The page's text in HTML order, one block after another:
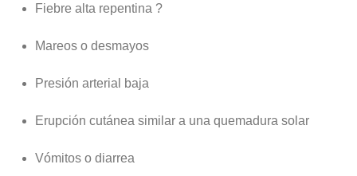
Fiebre alta repentina ?️
Mareos o desmayos
Presión arterial baja
Erupción cutánea similar a una quemadura solar
Vómitos o diarrea